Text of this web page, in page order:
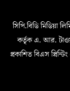
সিপি.বিডি মিডিয়া
কর্তৃক এ. আর.
প্রকাশিত বিএস